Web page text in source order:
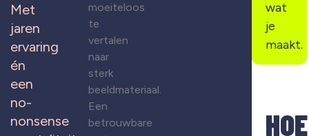
Met
jaren
ervaring
én
een
no-
nonsense
moeiteloos
te
vertalen
naar
sterk
beeldmateriaal.
Een
betrouwbare
HOE
wat
je
maakt.